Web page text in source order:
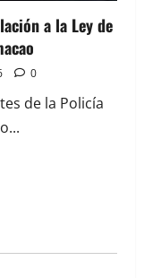
a la Ley de
0
de la Policía